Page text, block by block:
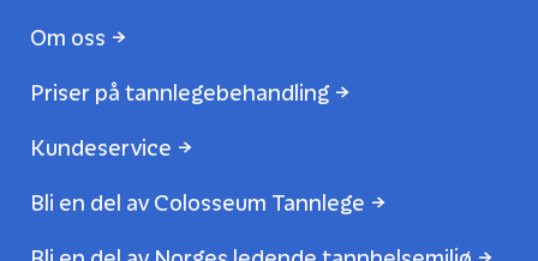
Om oss
Priser på tannlegebehandling
Kundeservice
Bli en del av Colosseum Tannlege